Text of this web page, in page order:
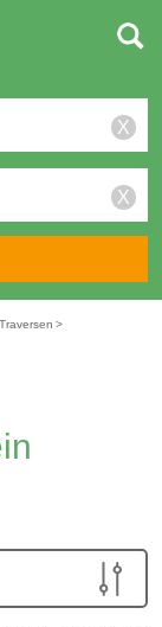
X
X
Traversen >